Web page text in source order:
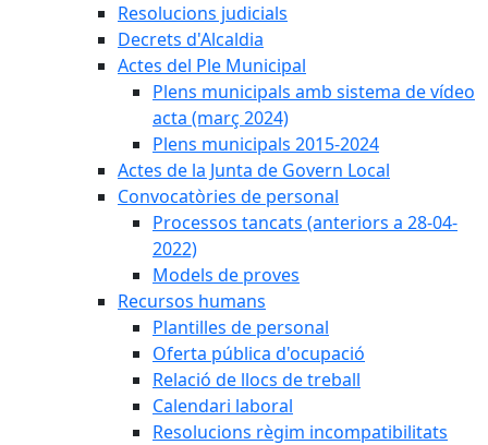
Resolucions judicials
Decrets d'Alcaldia
Actes del Ple Municipal
Plens municipals amb sistema de vídeo
acta (març 2024)
Plens municipals 2015-2024
Actes de la Junta de Govern Local
Convocatòries de personal
Processos tancats (anteriors a 28-04-
2022)
Models de proves
Recursos humans
Plantilles de personal
Oferta pública d'ocupació
Relació de llocs de treball
Calendari laboral
Resolucions règim incompatibilitats